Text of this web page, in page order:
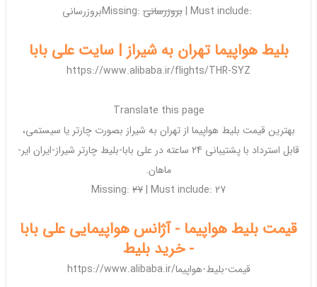
Missing: بروزرسانی‎| ‎Must include: ‎ بروزرسانی
بلیط هواپیما تهران به شیراز | سایت علی بابا
https://www.alibaba.ir/flights/THR-SYZ
Translate this page
بهترینقیمت بلیط هواپیما از تهران به شیراز بصورتچارتر یا سیستمی،
قابل استرداد با پشتیبانی 24 ساعته در علی بابا-بلیط
چارتر شیراز-ایران ایر-
ماهان.
Missing: 27‎| ‎Must include: ‎27
قیمت بلیط هواپیما - آژانس هواپیمایی علی بابا
- خرید بلیط
https://www.alibaba.ir/قیمت-بلیط-هواپیما